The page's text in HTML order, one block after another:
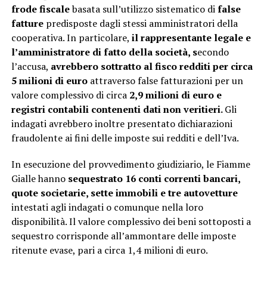
frode fiscalebasata sull’utilizzo sistematico difalse
fatturepredisposte dagli stessi amministratori della
cooperativa. In particolare, il rappresentante legale e
l’amministratore di fatto della società, secondo
l’accusa, avrebbero sottratto al fisco redditi per circa
5 milioni di euroattraverso false fatturazioni per un
valore complessivo di circa2,9 milioni di euro e
registri contabili contenenti dati non veritieri.Gli
indagati avrebbero inoltre presentato dichiarazioni
fraudolente ai fini delle imposte sui redditi e dell’Iva.
In esecuzione del provvedimento giudiziario, le Fiamme
Gialle hanno sequestrato 16 conti correnti bancari,
quote societarie, sette immobili e tre autovetture
intestati agli indagati o comunque nella loro
disponibilità. Il valore complessivo dei beni sottoposti a
sequestro corrisponde all’ammontare delle imposte
ritenute evase, pari a circa 1,4 milioni di euro.